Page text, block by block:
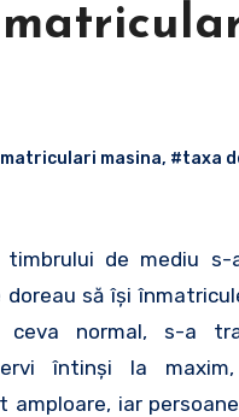
masina, #taxa
timbrului de mediu
doreau să îşi
normal, s-a
întinşi la
amploare, iar